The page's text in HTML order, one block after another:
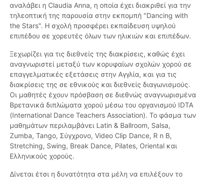
αναλάβει η Claudia Anna, η οποία έχει διακριθεί για την
τηλεοπτική της παρουσία στην εκπομπή "Dancing with
the Stars". Η σχολή προσφέρει εκπαίδευση υψηλού
επιπέδου σε χορευτές όλων των ηλικιών και επιπέδων.
Ξεχωρίζει για τις διεθνείς της διακρίσεις, καθώς έχει
αναγνωριστεί μεταξύ των κορυφαίων σχολών χορού σε
επαγγελματικές εξετάσεις στην Αγγλία, και για τις
διακρίσεις της σε εθνικούς και διεθνείς διαγωνισμούς.
Οι μαθητές έχουν πρόσβαση σε διεθνώς αναγνωρισμένα
Βρετανικά διπλώματα χορού μέσω του οργανισμού IDTA
(International Dance Teachers Association). Το φάσμα των
μαθημάτων περιλαμβάνει Latin & Ballroom, Salsa,
Zumba, Tango, Σύγχρονο, Video Clip Dance, R n B,
Stretching, Swing, Break Dance, Pilates, Oriental και
Ελληνικούς χορούς.
Δίνεται έτσι η δυνατότητα στα μέλη να επιλέξουν το